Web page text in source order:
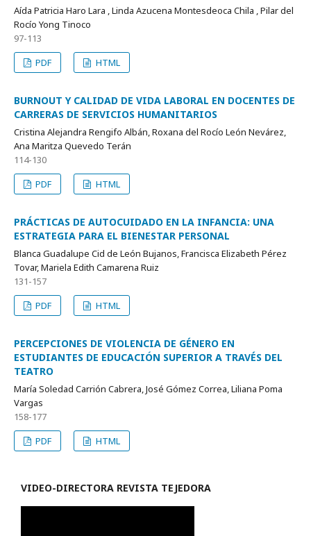
Aída Patricia Haro Lara , Linda Azucena Montesdeoca Chila , Pilar del
Rocío Yong Tinoco
97-113
PDF
HTML
BURNOUT Y CALIDAD DE VIDA LABORAL EN DOCENTES DE
CARRERAS DE SERVICIOS HUMANITARIOS
Cristina Alejandra Rengifo Albán, Roxana del Rocío León Nevárez,
Ana Maritza Quevedo Terán
114-130
PDF
HTML
PRÁCTICAS DE AUTOCUIDADO EN LA INFANCIA: UNA
ESTRATEGIA PARA EL BIENESTAR PERSONAL
Blanca Guadalupe Cid de León Bujanos, Francisca Elizabeth Pérez
Tovar, Mariela Edith Camarena Ruiz
131-157
PDF
HTML
PERCEPCIONES DE VIOLENCIA DE GÉNERO EN
ESTUDIANTES DE EDUCACIÓN SUPERIOR A TRAVÉS DEL
TEATRO
María Soledad Carrión Cabrera, José Gómez Correa, Liliana Poma
Vargas
158-177
PDF
HTML
VIDEO-DIRECTORA REVISTA TEJEDORA